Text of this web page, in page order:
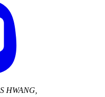
HWANG,